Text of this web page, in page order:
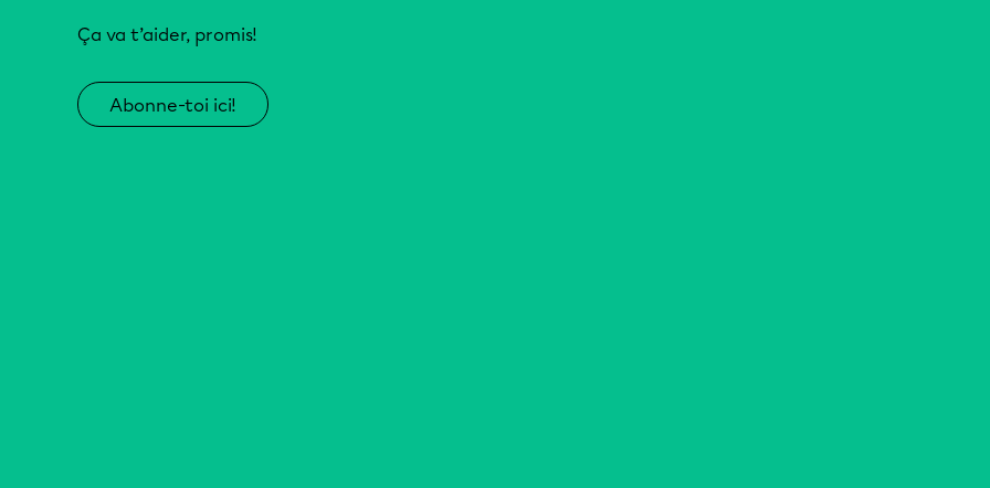
Ça va t’aider, promis!
Abonne-toi ici!